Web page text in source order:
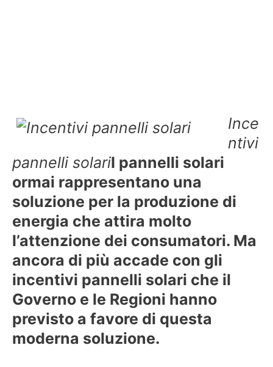
Ince
ntivi
pannelli solariI pannelli solari
ormai rappresentano una
soluzione per la produzione di
energia che attira molto
l’attenzione dei consumatori. Ma
ancora di più accade con gli
incentivi pannelli solari che il
Governo e le Regioni hanno
previsto a favore di questa
moderna soluzione.